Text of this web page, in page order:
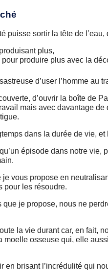
puisse sortir la tête de
plus,
produire plus avec la
d’user l’homme au
d’ouvrir la boîte de
mais avec davantage
dans la durée de vie, et
épisode dans notre
je vous propose en
pour les résoudre.
que je propose, nous ne
la vie durant car, en fait,
moelle osseuse qui, elle
en brisant l’incrédulité qui